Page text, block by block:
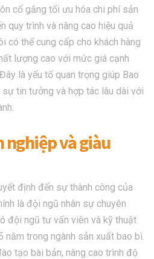
cố gắng tối ưu hóa chi phí sản
quy trình và nâng cao hiệu quả
có thể cung cấp cho khách hàng
lượng cao với mức giá cạnh
là yếu tố quan trọng giúp Bao
tin tưởng và hợp tác lâu dài với
và giàu
định đến sự thành công của
là đội ngũ nhân sự chuyên
đội ngũ tư vấn viên và kỹ thuật
năm trong ngành sản xuất bao bì.
tạo bài bản, nâng cao trình độ